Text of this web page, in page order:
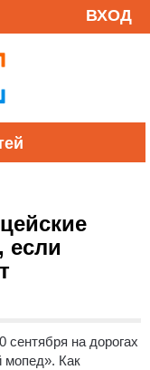
ВХОД
если
сентября на дорогах
мопед». Как